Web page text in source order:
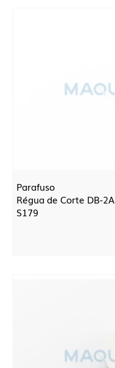
Parafuso
Régua de Corte DB-2A
S179